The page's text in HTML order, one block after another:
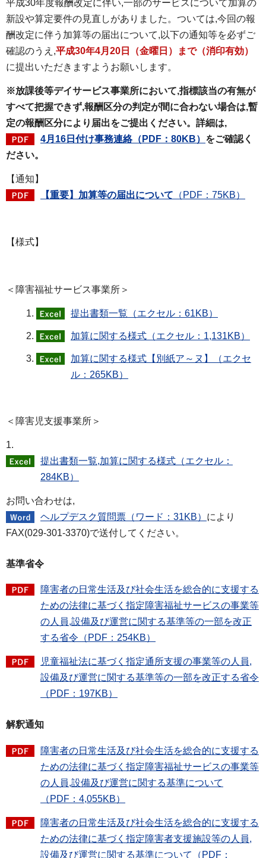
平成30年度報酬改定に伴い,一部のサービスについて加算の
新設や算定要件の見直しがありました。ついては,今回の報
酬改定に伴う加算等の届出について,以下の通知等を必ずご
確認のうえ,平成30年4月20日（金曜日）まで（消印有効）
に提出いただきますようお願いします。
※放課後等デイサービス事業所において,指標該当の有無が
すべて把握できず,報酬区分の判定が間に合わない場合は,暫
定の報酬区分により届出をご提出ください。詳細は,
4月16日付け事務連絡（PDF：80KB） をご確認く
ださい。
【通知】
【重要】加算等の届出について （PDF：75KB）
【様式】
＜障害福祉サービス事業所＞
提出書類一覧（エクセル：61KB）
加算に関する様式（エクセル：1,131KB）
加算に関する様式【別紙ア～ヌ】（エクセ
ル：265KB）
＜障害児支援事業所＞
1.
提出書類一覧,加算に関する様式（エクセル：
284KB）
お問い合わせは,
ヘルプデスク質問票（ワード：31KB） により
FAX(029-301-3370)で送付してください。
基準省令
障害者の日常生活及び社会生活を総合的に支援する
ための法律に基づく指定障害福祉サービスの事業等
の人員,設備及び運営に関する基準等の一部を改正
する省令（PDF：254KB）
児童福祉法に基づく指定通所支援の事業等の人員,
設備及び運営に関する基準等の一部を改正する省令
（PDF：197KB）
解釈通知
障害者の日常生活及び社会生活を総合的に支援する
ための法律に基づく指定障害福祉サービスの事業等
の人員,設備及び運営に関する基準について
（PDF：4,055KB）
障害者の日常生活及び社会生活を総合的に支援する
ための法律に基づく指定障害者支援施設等の人員,
設備及び運営に関する基準について（PDF：